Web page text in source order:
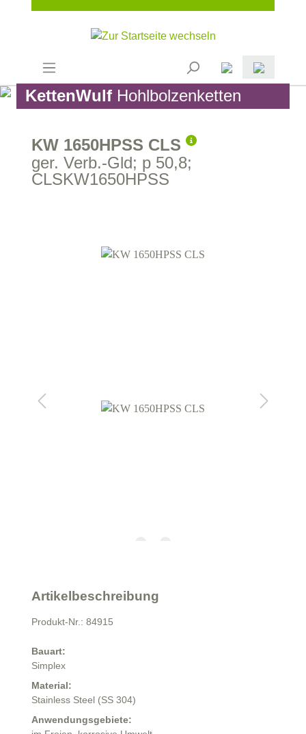
KettenWulfHohlbolzenketten
KW 1650HPSS CLS
ger. Verb.-Gld; p 50,8;
CLSKW1650HPSS
Artikelbeschreibung
Produkt-Nr.: 84915
Bauart:
Simplex
Material:
Stainless Steel (SS 304)
Anwendungsgebiete: